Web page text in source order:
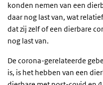
konden nemen van een
daar nog last van, wat
dat zij zelf of een dierbare
nog last van.
De corona-gerelateerde
is, is het hebben van een